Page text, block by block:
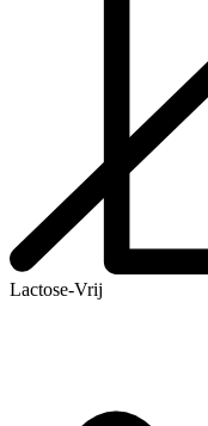
Lactose-Vrij